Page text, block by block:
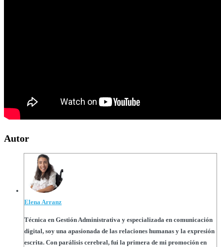
Autor
Elena Arranz
Técnica en Gestión Administrativa y especializada en comunicación
digital, soy una apasionada de las relaciones humanas y la expresión
escrita. Con parálisis cerebral, fui la primera de mi promoción en